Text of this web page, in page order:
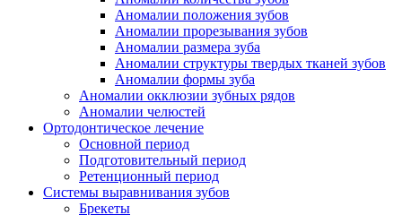
Аномалии положения зубов
Аномалии прорезывания зубов
Аномалии размера зуба
Аномалии структуры твердых тканей зубов
Аномалии формы зуба
Аномалии окклюзии зубных рядов
Аномалии челюстей
Ортодонтическое лечение
Основной период
Подготовительный период
Ретенционный период
Системы выравнивания зубов
Брекеты